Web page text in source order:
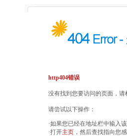
http404错误
没有找到您要访问的页面，
请尝试以下操作：
·如果您已经在地址栏中输入
·打开主页 ，然后查找指向您